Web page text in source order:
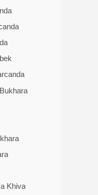
Khiva